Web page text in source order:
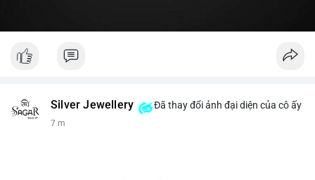
Silver Jewellery Đã thay đổi ảnh đại diện của cô ấy
7 m